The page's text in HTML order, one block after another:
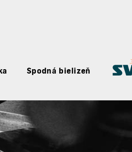
Spodná bielizeň